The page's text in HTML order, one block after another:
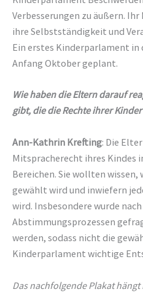
Verbesserungen zu äußern.
ihre Selbstständigkeit und
Ein erstes Kinderparlament in
Anfang Oktober geplant.
Wie haben die Eltern darauf
gibt, die die Rechte ihrer
Ann-Kathrin Krefting: Die
Mitspracherecht ihres Kindes
Bereichen. Sie wollten
gewählt wird und inwiefern
wird. Insbesondere wurde
Abstimmungsprozessen
werden, sodass nicht die
Kinderparlament wichtige
Das nachfolgende Plakat